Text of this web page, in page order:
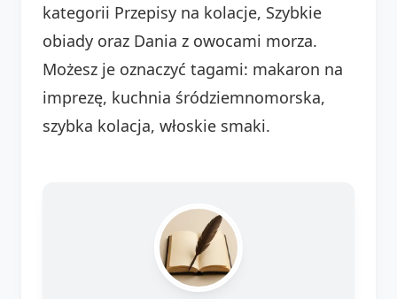
kategorii Przepisy na kolacje, Szybkie
obiady oraz Dania z owocami morza.
Możesz je oznaczyć tagami: makaron na
imprezę, kuchnia śródziemnomorska,
szybka kolacja, włoskie smaki.